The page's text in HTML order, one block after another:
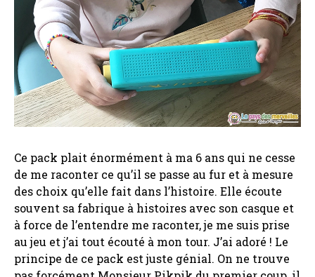
Ce pack plait énormément à ma 6 ans qui ne cesse
de me raconter ce qu’il se passe au fur et à mesure
des choix qu’elle fait dans l’histoire. Elle écoute
souvent sa fabrique à histoires avec son casque et
à force de l’entendre me raconter, je me suis prise
au jeu et j’ai tout écouté à mon tour. J’ai adoré ! Le
principe de ce pack est juste génial. On ne trouve